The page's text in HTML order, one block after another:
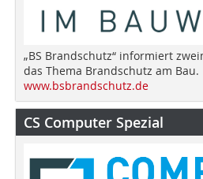
„BS Brandschutz“ informiert
das Thema Brandschutz am Bau.
www.bsbrandschutz.de
CS Computer Spezial